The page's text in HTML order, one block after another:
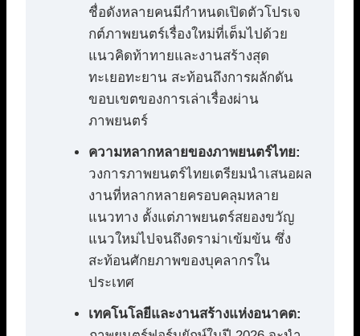
ชื่อดังหลายคนมีกำหนดเปิดตัวโปรเจ
กต์ภาพยนตร์เรื่องใหม่ที่เต็มไปด้วย
แนวคิดท้าทายและงานสร้างสุด
ทะเยอทะยาน สะท้อนถึงการผลักดัน
ขอบเขตของการเล่าเรื่องผ่าน
ภาพยนตร์
ความหลากหลายของภาพยนตร์ไทย:
วงการภาพยนตร์ไทยเตรียมนำเสนอผล
งานที่หลากหลายครอบคลุมหลาย
แนวทาง ตั้งแต่ภาพยนตร์สยองขวัญ
แนวใหม่ไปจนถึงดราม่าเข้มข้น ซึ่ง
สะท้อนศักยภาพของบุคลากรใน
ประเทศ
เทคโนโลยีและงานสร้างแห่งอนาคต: